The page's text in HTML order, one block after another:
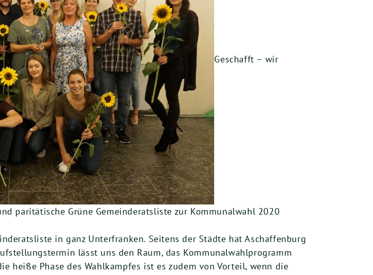
Geschafft – wir
paritätische Grüne Gemeinderatsliste zur Kommunalwahl 2020
in ganz Unterfranken. Seitens der Städte hat Aschaffenburg
lässt uns den Raum, das Kommunalwahlprogramm
heiße Phase des Wahlkampfes ist es zudem von Vorteil, wenn die